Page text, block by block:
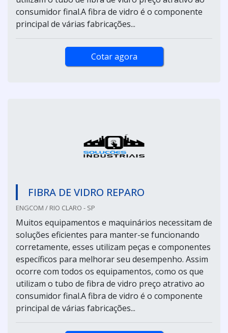
consumidor final.A fibra de vidro é o componente
principal de várias fabricações...
Cotar agora
FIBRA DE VIDRO REPARO
ENGCOM / RIO CLARO - SP
Muitos equipamentos e maquinários necessitam de
soluções eficientes para manter-se funcionando
corretamente, esses utilizam peças e componentes
específicos para melhorar seu desempenho. Assim
ocorre com todos os equipamentos, como os que
utilizam o tubo de fibra de vidro preço atrativo ao
consumidor final.A fibra de vidro é o componente
principal de várias fabricações...